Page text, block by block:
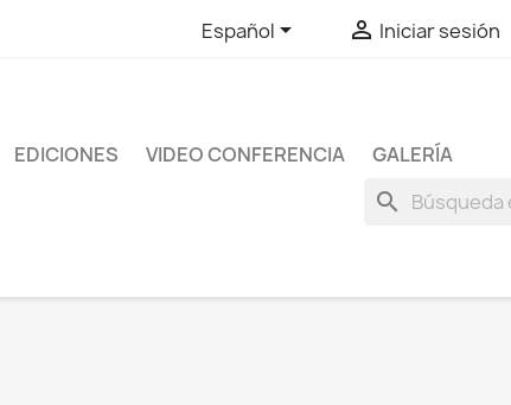
Español  Iniciar sesión
EDICIONES VIDEO CONFERENCIA GALERÍA
search